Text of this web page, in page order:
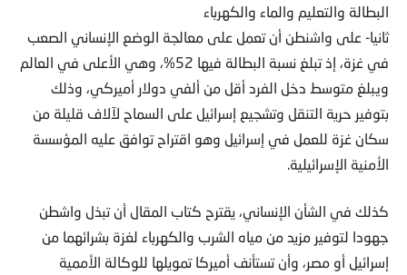
البطالة والتعليم والماء والكهرباء
ثانيا- على واشنطن أن تعمل على معالجة الوضع الإنساني الصعب
في غزة، إذ تبلغ نسبة البطالة فيها 52%، وهي الأعلى في العالم
ويبلغ متوسط دخل الفرد أقل من ألفي دولار أميركي، وذلك
بتوفير حرية التنقل وتشجيع إسرائيل على السماح لآلاف قليلة من
سكان غزة للعمل في إسرائيل وهو اقتراح توافق عليه المؤسسة
الأمنية الإسرائيلية.
كذلك في الشأن الإنساني، يقترح كتاب المقال أن تبذل واشطن
جهودا لتوفير مزيد من مياه الشرب والكهرباء لغزة بشرائهما من
إسرائيل أو مصر، وأن تستأنف أميركا تمويلها للوكالة الأممية